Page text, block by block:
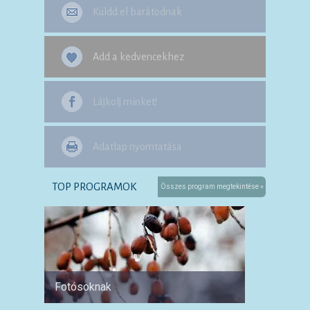
Küldd el barátodnak
Add a kedvencekhez
Lájkolj minket!
Adatlap nyomtatása
TOP PROGRAMOK Összes program megtekintése »
Fotósoknak